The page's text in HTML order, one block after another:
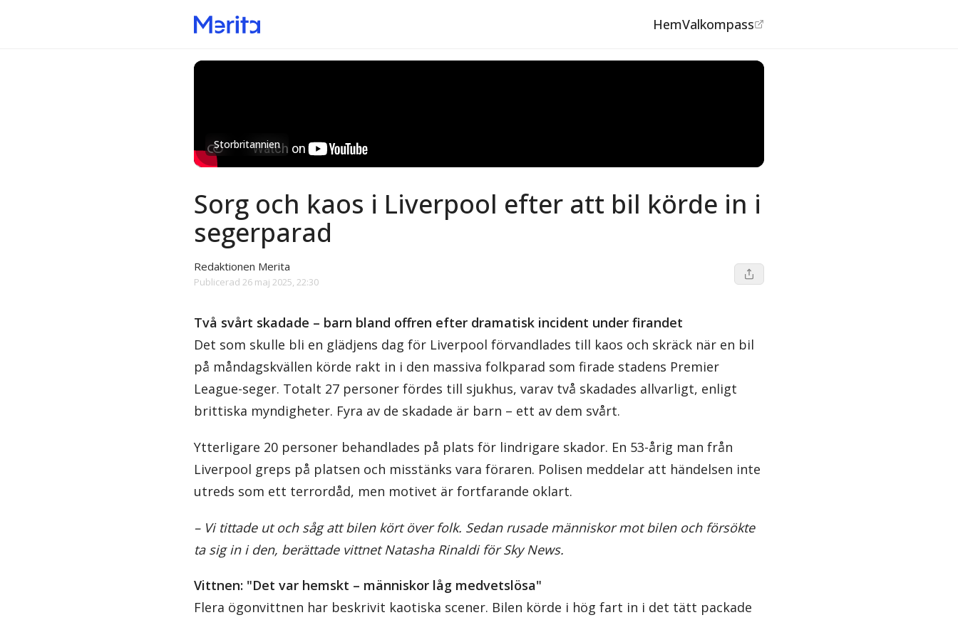
HemValkompass
Storbritannien
Sorg och kaos i Liverpool efter att bil körde in i
segerparad
Redaktionen Merita
Publicerad 26 maj 2025, 22:30
Två svårt skadade – barn bland offren efter dramatisk incident under firandet
Det som skulle bli en glädjens dag för Liverpool förvandlades till kaos och skräck när en bil
på måndagskvällen körde rakt in i den massiva folkparad som firade stadens Premier
League-seger. Totalt 27 personer fördes till sjukhus, varav två skadades allvarligt, enligt
brittiska myndigheter. Fyra av de skadade är barn – ett av dem svårt.
Ytterligare 20 personer behandlades på plats för lindrigare skador. En 53-årig man från
Liverpool greps på platsen och misstänks vara föraren. Polisen meddelar att händelsen inte
utreds som ett terrordåd, men motivet är fortfarande oklart.
– Vi tittade ut och såg att bilen kört över folk. Sedan rusade människor mot bilen och försökte
ta sig in i den, berättade vittnet Natasha Rinaldi för Sky News.
Vittnen: "Det var hemskt – människor låg medvetslösa"
Flera ögonvittnen har beskrivit kaotiska scener. Bilen körde i hög fart in i det tätt packade